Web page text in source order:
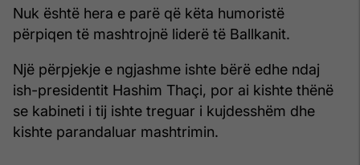
Nuk është hera e parë që këta humoristë
përpiqen të mashtrojnë liderë të Ballkanit.
Një përpjekje e ngjashme ishte bërë edhe ndaj
ish-presidentit Hashim Thaçi, por ai kishte thënë
se kabineti i tij ishte treguar i kujdesshëm dhe
kishte parandaluar mashtrimin.